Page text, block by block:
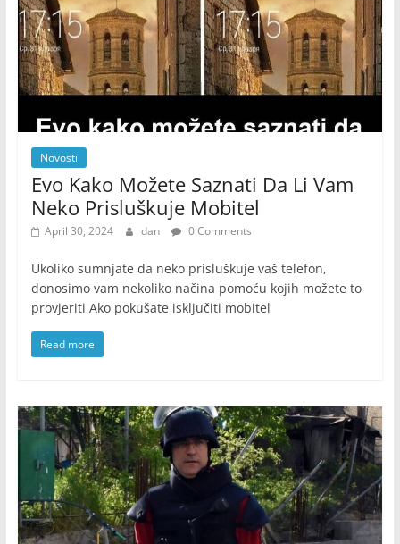
Novosti
Evo Kako Možete Saznati Da Li Vam
Neko Prisluškuje Mobitel
April 30, 2024 dan 0 Comments
Ukoliko sumnjate da neko prisluškuje vaš telefon,
donosimo vam nekoliko načina pomoću kojih možete to
provjeriti Ako pokušate isključiti mobitel
Read more